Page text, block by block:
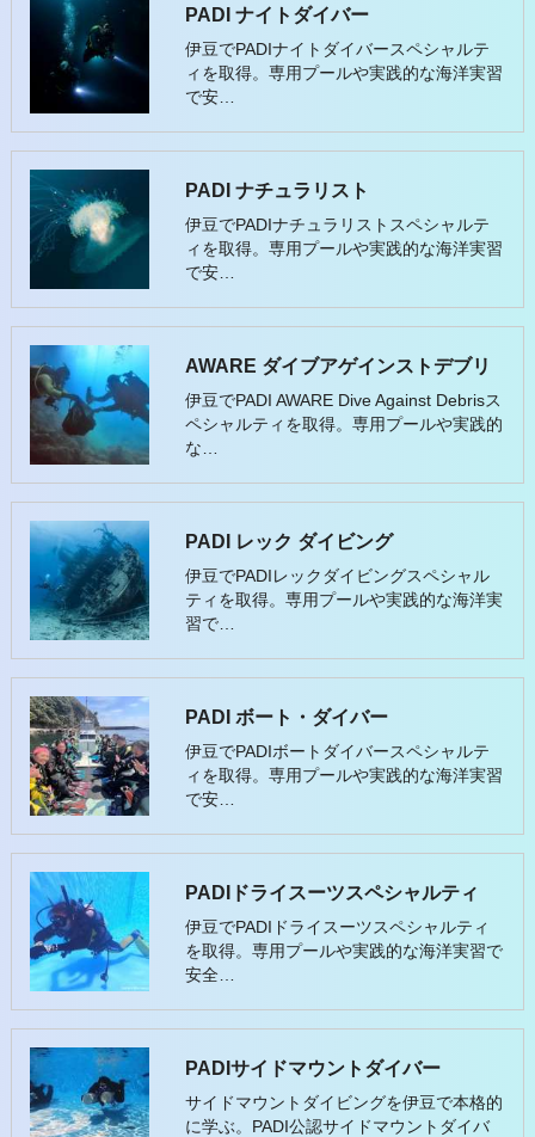
PADI ナイトダイバー
伊豆でPADIナイトダイバースペシャルテ
ィを取得。専用プールや実践的な海洋実習
で安…
PADI ナチュラリスト
伊豆でPADIナチュラリストスペシャルテ
ィを取得。専用プールや実践的な海洋実習
で安…
AWARE ダイブアゲインストデブリ
伊豆でPADI AWARE Dive Against Debrisス
ペシャルティを取得。専用プールや実践的
な…
PADI レック ダイビング
伊豆でPADIレックダイビングスペシャル
ティを取得。専用プールや実践的な海洋実
習で…
PADI ボート・ダイバー
伊豆でPADIボートダイバースペシャルテ
ィを取得。専用プールや実践的な海洋実習
で安…
PADIドライスーツスペシャルティ
伊豆でPADIドライスーツスペシャルティ
を取得。専用プールや実践的な海洋実習で
安全…
PADIサイドマウントダイバー
サイドマウントダイビングを伊豆で本格的
に学ぶ。PADI公認サイドマウントダイバ